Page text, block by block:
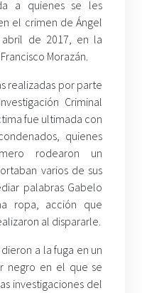
a quienes se les
el crimen de Ángel
de 2017, en la
Morazán.
realizadas por parte
Criminal
fue ultimada con
quienes
rodearon un
varios de sus
palabras Gabelo
ropa, acción que
al dispararle.
a la fuga en un
negro en el que se
investigaciones del